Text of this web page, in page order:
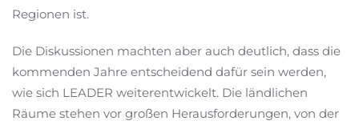
Regionen ist.
Die Diskussionen machten aber auch deutlich, dass die
kommenden Jahre entscheidend dafür sein werden,
wie sich LEADER weiterentwickelt. Die ländlichen
Räume stehen vor großen Herausforderungen, von der